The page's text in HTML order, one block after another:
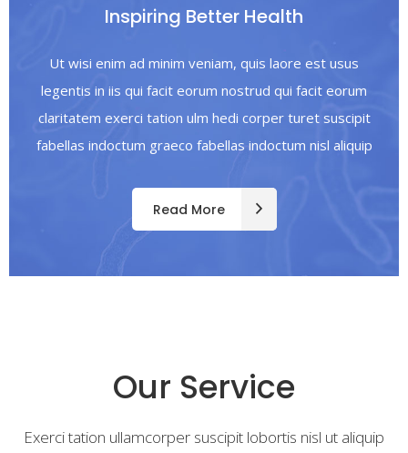
Inspiring Better Health
Ut wisi enim ad minim veniam, quis laore est usus
legentis in iis qui facit eorum nostrud qui facit eorum
claritatem exerci tation ulm hedi corper turet suscipit
fabellas indoctum graeco fabellas indoctum nisl aliquip
Read More
Our Service
Exerci tation ullamcorper suscipit lobortis nisl ut aliquip